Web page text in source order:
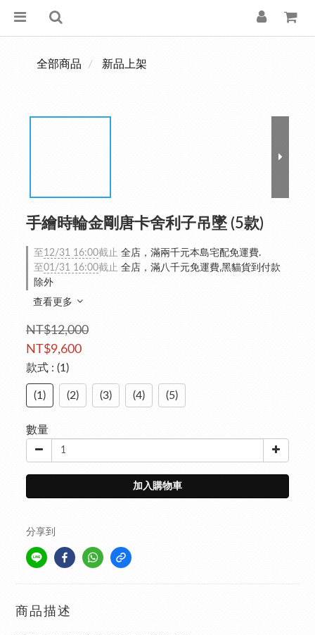
全部商品 新品上架
手繪時輪金剛唐卡舍利子吊墜 (5款)
至 12/31 16:00截止 全店，滿兩千元本島宅配免運費.
至01/31 16:00截止 全店，滿八千元免運費,黑貓貨到付款
除外
查看更多
NT$12,000
NT$9,600
款式 : (1)
(1) (2) (3) (4) (5)
數量
加入購物車
分享到
商品描述